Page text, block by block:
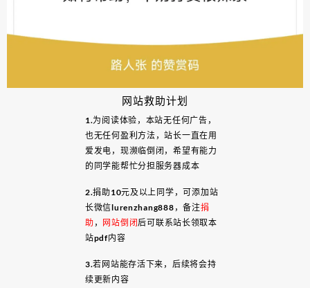
网站救助计划
1.为阅读体验，本站无任何广告，
也无任何盈利方法，站长一直在用
爱发电，现濒临倒闭，希望有能力
的同学能帮忙分担服务器成本
2.捐助10元及以上同学，可添加站
长微信lurenzhang888，备注捐
助 ， 网站倒闭后可联系站长领取本
站pdf内容
3.若网站能存活下来，后续将会持
续更新内容